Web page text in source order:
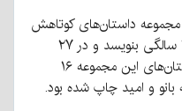
داستان‌های کوتاهش
را با عنوان «آتش خاموش» را در ۲۲ سالگی بنویسد و در ۲۷
سالگی به چاپ برساند. برخی از داستان‌های این مجموعه ۱۶
بانو و امید چاپ شده بود.